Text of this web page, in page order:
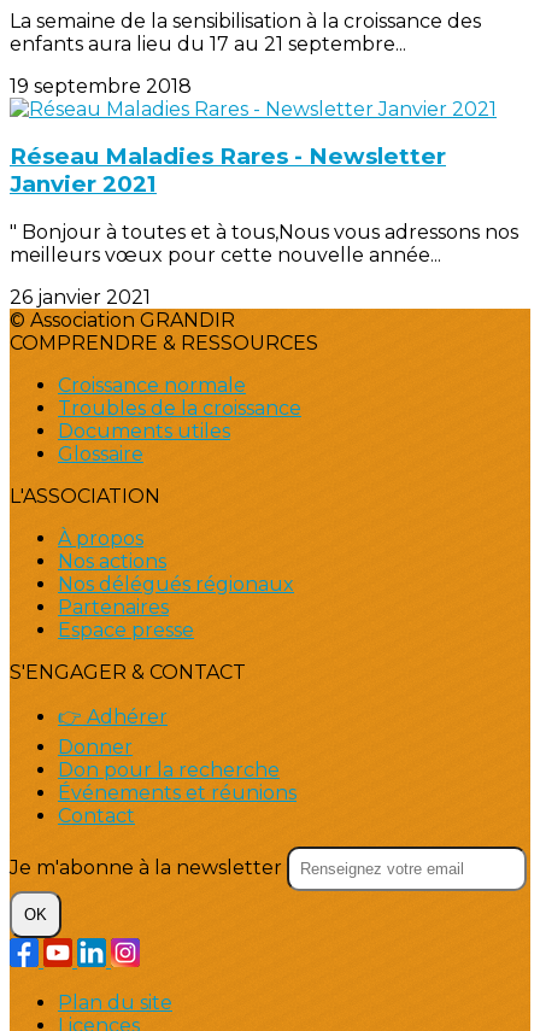
La semaine de la sensibilisation à la croissance des
enfants aura lieu du 17 au 21 septembre...
19 septembre 2018
Réseau Maladies Rares - Newsletter
Janvier 2021
" Bonjour à toutes et à tous,Nous vous adressons nos
meilleurs vœux pour cette nouvelle année...
26 janvier 2021
© Association GRANDIR
COMPRENDRE & RESSOURCES
Croissance normale
Troubles de la croissance
Documents utiles
Glossaire
L'ASSOCIATION
À propos
Nos actions
Nos délégués régionaux
Partenaires
Espace presse
S'ENGAGER & CONTACT
👉 Adhérer
Donner
Don pour la recherche
Événements et réunions
Contact
Je m'abonne à la newsletter
OK
Plan du site
Licences